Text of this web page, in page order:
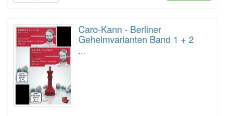
Caro-Kann - Berliner
Geheimvarianten Band 1 + 2
…